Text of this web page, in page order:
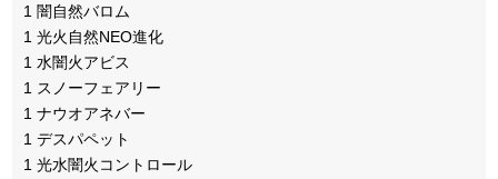
1 闇自然バロム
1 光火自然NEO進化
1 水闇火アビス
1 スノーフェアリー
1 ナウオアネバー
1 デスパペット
1 光水闇火コントロール